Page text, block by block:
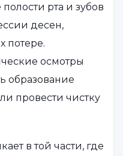
рта и зубов
десен,
потере.
осмотры
образование
провести чистку
в той части, где